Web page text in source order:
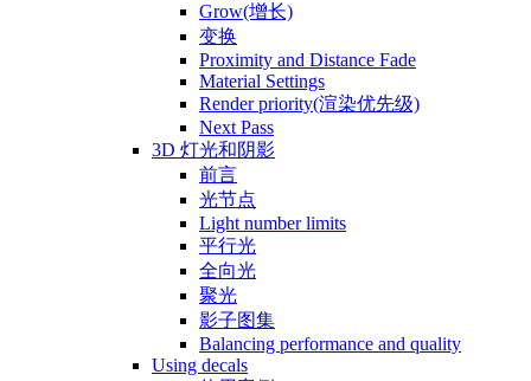
Grow(增长)
变换
Proximity and Distance Fade
Material Settings
Render priority(渲染优先级)
Next Pass
3D 灯光和阴影
前言
光节点
Light number limits
平行光
全向光
聚光
影子图集
Balancing performance and quality
Using decals